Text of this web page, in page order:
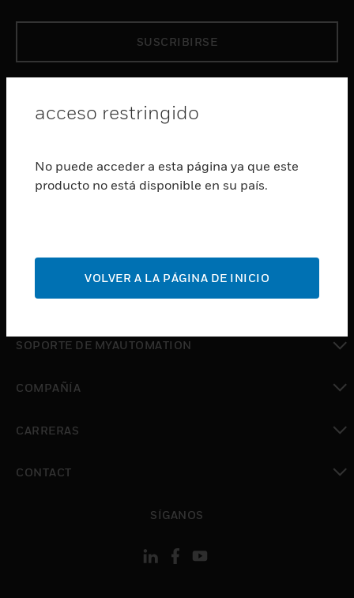
SUSCRIBIRSE
Cambiar vista
Cambiar vista
SERVICIOS
SOPORTE
DÓNDE COMPRAR
Cambiar vista
SOPORTE DE MYAUTOMATION
COMPAÑÍA
CARRERAS
CONTACT
SÍGANOS
acceso restringido
No puede acceder a esta página ya que este
producto no está disponible en su país.
VOLVER A LA PÁGINA DE INICIO